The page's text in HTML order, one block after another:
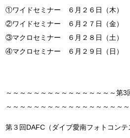
①ワイドセミナー ６月２６日（木）
②ワイドセミナー ６月２７日（金）
③マクロセミナー ６月２８日（土）
④マクロセミナー ６月２９日（日）
～～～～～～～～～～～～～～～～第
～～～～～～～～～～～～～～～～～
第３回DAFC（ダイブ愛南フォトコン